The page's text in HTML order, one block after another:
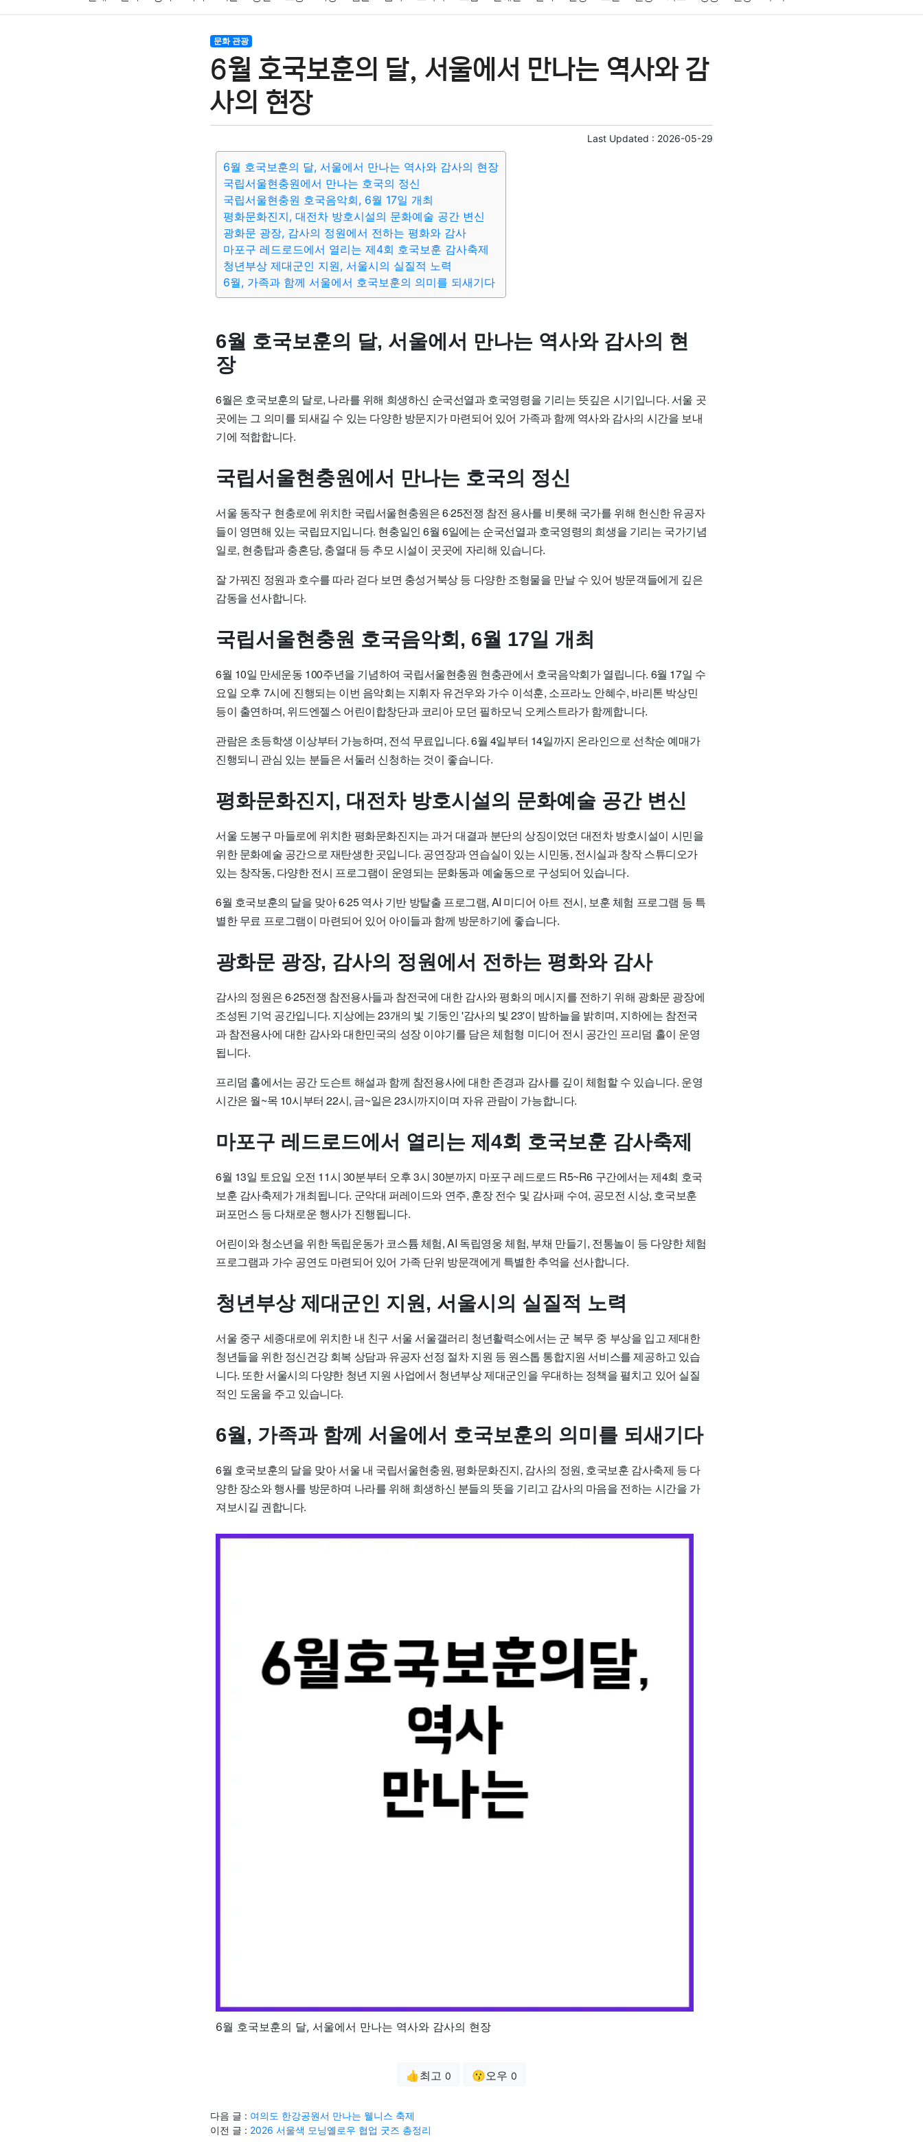
결혼 육아
기술 종교 사회 정치 건강 의료 의학 경제 마케팅 부동산 외국어 교육 교통 생활
문화 관광
6월 호국보훈의 달, 서울에서 만나는 역사와 감
사의 현장
Last Updated : 2026-05-29
6월 호국보훈의 달, 서울에서 만나는 역사와 감사의 현장
국립서울현충원에서 만나는 호국의 정신
국립서울현충원 호국음악회, 6월 17일 개최
평화문화진지, 대전차 방호시설의 문화예술 공간 변신
광화문 광장, 감사의 정원에서 전하는 평화와 감사
마포구 레드로드에서 열리는 제4회 호국보훈 감사축제
청년부상 제대군인 지원, 서울시의 실질적 노력
6월, 가족과 함께 서울에서 호국보훈의 의미를 되새기다
6월 호국보훈의 달, 서울에서 만나는 역사와 감사의 현
장
6월은 호국보훈의 달로, 나라를 위해 희생하신 순국선열과 호국영령을 기리는 뜻깊은 시기입니다. 서울 곳
곳에는 그 의미를 되새길 수 있는 다양한 방문지가 마련되어 있어 가족과 함께 역사와 감사의 시간을 보내
기에 적합합니다.
국립서울현충원에서 만나는 호국의 정신
서울 동작구 현충로에 위치한 국립서울현충원은 6·25전쟁 참전 용사를 비롯해 국가를 위해 헌신한 유공자
들이 영면해 있는 국립묘지입니다. 현충일인 6월 6일에는 순국선열과 호국영령의 희생을 기리는 국가기념
일로, 현충탑과 충혼당, 충열대 등 추모 시설이 곳곳에 자리해 있습니다.
잘 가꿔진 정원과 호수를 따라 걷다 보면 충성거북상 등 다양한 조형물을 만날 수 있어 방문객들에게 깊은
감동을 선사합니다.
국립서울현충원 호국음악회, 6월 17일 개최
6월 10일 만세운동 100주년을 기념하여 국립서울현충원 현충관에서 호국음악회가 열립니다. 6월 17일 수
요일 오후 7시에 진행되는 이번 음악회는 지휘자 유건우와 가수 이석훈, 소프라노 안혜수, 바리톤 박상민
등이 출연하며, 위드엔젤스 어린이합창단과 코리아 모던 필하모닉 오케스트라가 함께합니다.
관람은 초등학생 이상부터 가능하며, 전석 무료입니다. 6월 4일부터 14일까지 온라인으로 선착순 예매가
진행되니 관심 있는 분들은 서둘러 신청하는 것이 좋습니다.
평화문화진지, 대전차 방호시설의 문화예술 공간 변신
서울 도봉구 마들로에 위치한평화문화진지는 과거 대결과 분단의 상징이었던 대전차 방호시설이 시민을
위한 문화예술 공간으로 재탄생한 곳입니다. 공연장과 연습실이 있는 시민동, 전시실과 창작 스튜디오가
있는 창작동, 다양한 전시 프로그램이 운영되는 문화동과 예술동으로 구성되어 있습니다.
6월 호국보훈의 달을 맞아 6·25 역사 기반 방탈출 프로그램, AI 미디어 아트 전시, 보훈 체험 프로그램 등 특
별한 무료 프로그램이 마련되어 있어 아이들과 함께 방문하기에 좋습니다.
광화문 광장, 감사의 정원에서 전하는 평화와 감사
감사의 정원은 6·25전쟁 참전용사들과 참전국에 대한 감사와 평화의 메시지를 전하기 위해 광화문 광장에
조성된 기억 공간입니다. 지상에는 23개의 빛 기둥인 '감사의 빛 23'이 밤하늘을 밝히며, 지하에는 참전국
과 참전용사에 대한 감사와 대한민국의 성장 이야기를 담은 체험형 미디어 전시 공간인 프리덤 홀이 운영
됩니다.
프리덤 홀에서는 공간 도슨트 해설과 함께 참전용사에 대한 존경과 감사를 깊이 체험할 수 있습니다. 운영
시간은 월~목 10시부터 22시, 금~일은 23시까지이며 자유 관람이 가능합니다.
마포구 레드로드에서 열리는 제4회 호국보훈 감사축제
6월 13일 토요일 오전 11시 30분부터 오후 3시 30분까지 마포구 레드로드 R5~R6 구간에서는제4회 호국
보훈 감사축제가 개최됩니다. 군악대 퍼레이드와 연주, 훈장 전수 및 감사패 수여, 공모전 시상, 호국보훈
퍼포먼스 등 다채로운 행사가 진행됩니다.
어린이와 청소년을 위한 독립운동가 코스튬 체험, AI 독립영웅 체험, 부채 만들기, 전통놀이 등 다양한 체험
프로그램과 가수 공연도 마련되어 있어 가족 단위 방문객에게 특별한 추억을 선사합니다.
청년부상 제대군인 지원, 서울시의 실질적 노력
서울 중구 세종대로에 위치한 내 친구 서울 서울갤러리 청년활력소에서는 군 복무 중 부상을 입고 제대한
청년들을 위한 정신건강 회복 상담과 유공자 선정 절차 지원 등 원스톱 통합지원 서비스를 제공하고 있습
니다. 또한 서울시의 다양한 청년 지원 사업에서 청년부상 제대군인을 우대하는 정책을 펼치고 있어 실질
적인 도움을 주고 있습니다.
6월, 가족과 함께 서울에서 호국보훈의 의미를 되새기다
6월 호국보훈의 달을 맞아 서울 내 국립서울현충원, 평화문화진지, 감사의 정원, 호국보훈 감사축제 등 다
양한 장소와 행사를 방문하며 나라를 위해 희생하신 분들의 뜻을 기리고 감사의 마음을 전하는 시간을 가
져보시길 권합니다.
6월 호국보훈의 달, 서울에서 만나는 역사와 감사의 현장
👍최고 0 😗오우 0
다음 글 : 여의도 한강공원서 만나는 웰니스 축제
이전 글 : 2026 서울색 모닝옐로우 협업 굿즈 총정리